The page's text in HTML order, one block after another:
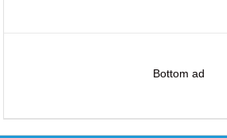
Bottom ad